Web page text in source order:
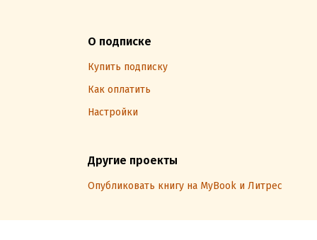
О подписке
Купить подписку
Как оплатить
Настройки
Другие проекты
Опубликовать книгу на MyBook и Литрес